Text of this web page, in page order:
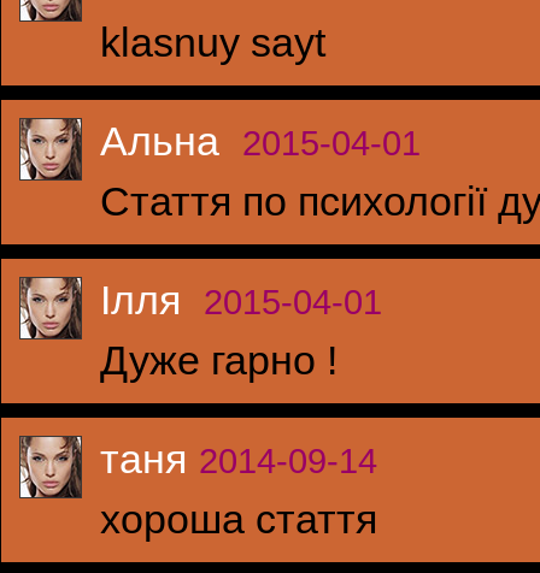
klasnuy sayt
Альна 2015-04-01
Стаття по психології
Ілля 2015-04-01
Дуже гарно !
таня 2014-09-14
хороша стаття